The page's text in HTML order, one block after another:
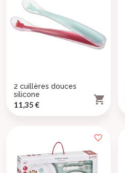
2 cuillères douces
silicone
Prix
11,35 € 